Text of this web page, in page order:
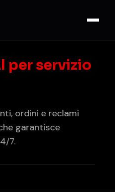
per servizio
ordini e reclami
garantisce
7.